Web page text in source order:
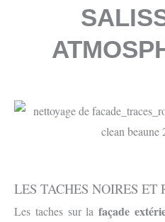
LES TACHES NOIRES ET
Les taches sur lafaçade